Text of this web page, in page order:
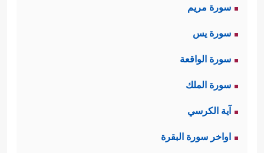
سورة مريم
سورة يس
سورة الواقعة
سورة الملك
آية الكرسي
اواخر سورة البقرة